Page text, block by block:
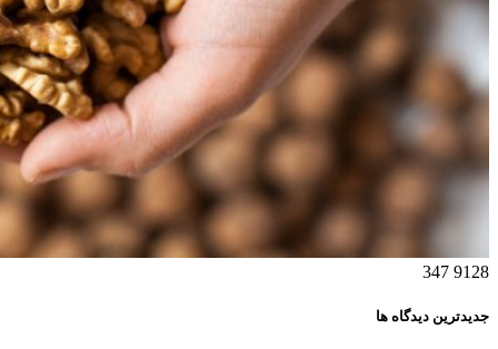
9128
347
جدیدترین دیدگاه ها